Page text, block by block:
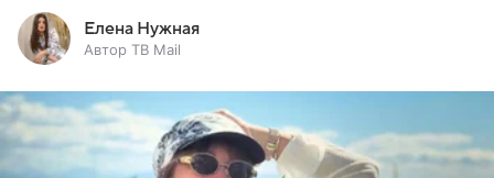
Елена Нужная
Автор ТВ Mail